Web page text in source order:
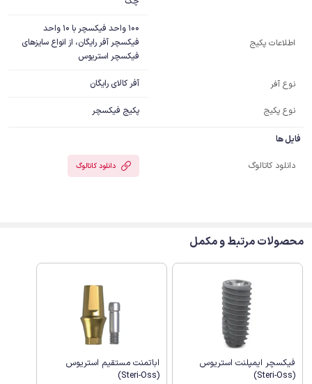
اطلاعات پکیج
فیکسچر استریوس
نوع آفر آفر کالای رایگان
نوع پکیج پکیج فیکسچر
فایل ها
دانلود کاتالوگ دانلود کاتالوگ
محصولات مرتبط و مکمل
فیکسچر ایمپلنت استریوس
(Steri-Oss)
اباتمنت مستقیم استریوس
(Steri-Oss)